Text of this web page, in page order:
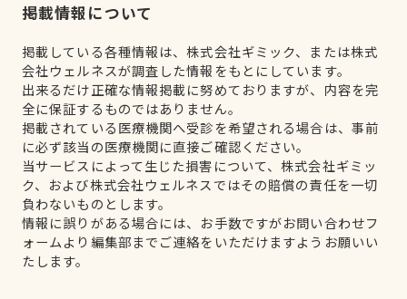
掲載情報について
掲載している各種情報は、株式会社ギミック、または株式
会社ウェルネスが調査した情報をもとにしています。
出来るだけ正確な情報掲載に努めておりますが、内容を完
全に保証するものではありません。
掲載されている医療機関へ受診を希望される場合は、事前
に必ず該当の医療機関に直接ご確認ください。
当サービスによって生じた損害について、株式会社ギミッ
ク、および株式会社ウェルネスではその賠償の責任を一切
負わないものとします。
情報に誤りがある場合には、お手数ですがお問い合わせフ
ォームより編集部までご連絡をいただけますようお願いい
たします。